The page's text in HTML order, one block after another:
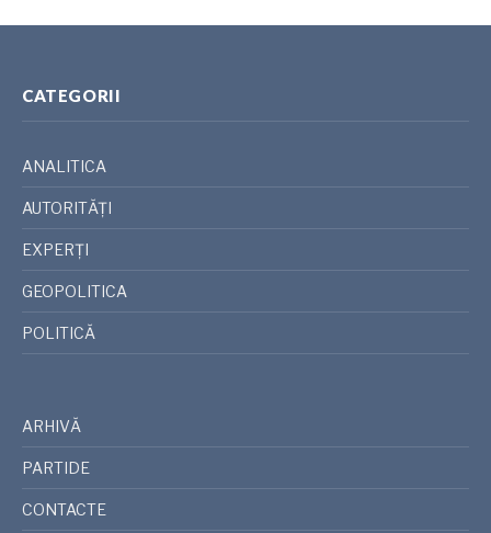
CATEGORII
ANALITICA
AUTORITĂȚI
EXPERȚI
GEOPOLITICA
POLITICĂ
ARHIVĂ
PARTIDE
CONTACTE